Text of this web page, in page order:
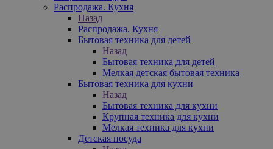
Распродажа. Кухня
Назад
Распродажа. Кухня
Бытовая техника для детей
Назад
Бытовая техника для детей
Мелкая детская бытовая техника
Бытовая техника для кухни
Назад
Бытовая техника для кухни
Крупная техника для кухни
Мелкая техника для кухни
Детская посуда